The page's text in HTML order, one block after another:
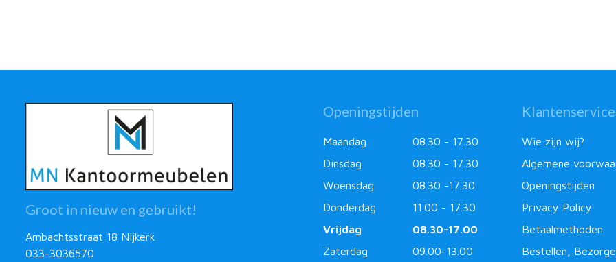
Groot in nieuw en gebruikt!
Ambachtsstraat 18 Nijkerk
033-3036570
Openingstijden
Maandag
08.30 - 17.30
Dinsdag
08.30 - 17.30
Woensdag
08.30 -17.30
Donderdag
11.00 - 17.30
Vrijdag
08.30-17.00
Zaterdag
09.00-13.00
Klantenservice
Wie zijn wij?
Algemene
Openingstijden
Privacy Policy
Betaalmethoden
Bestellen,